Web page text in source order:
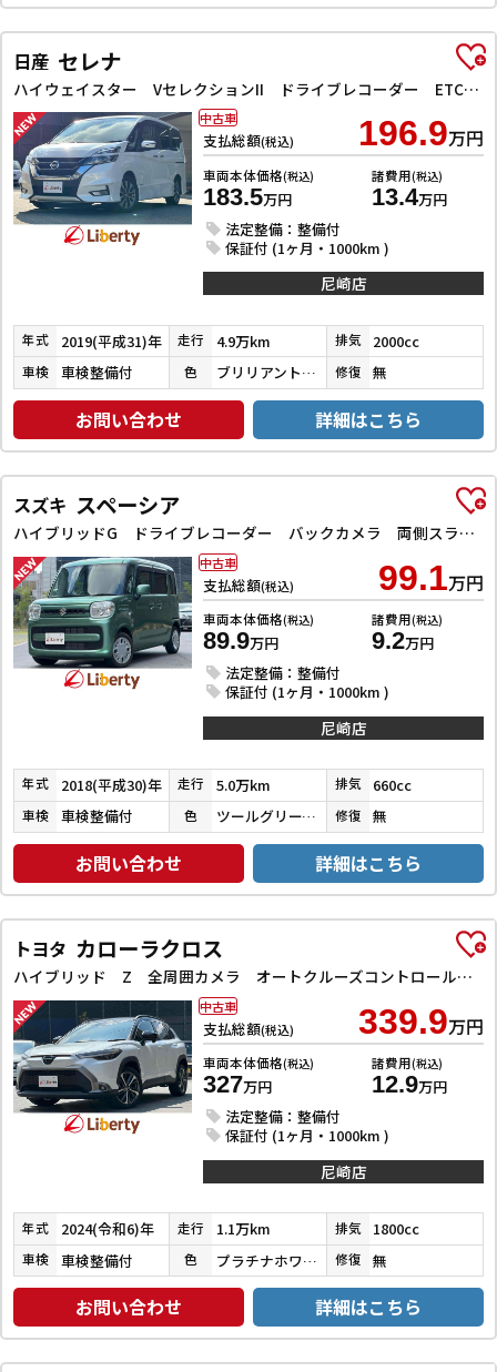
日産 セレナ
ハイウェイスター VセレクションII ドライブレコーダー ETC バックカメラ サイドカメラ ナビ TV クリアランスソナー オートクルーズコントロール パークアシスト 衝突被害軽減システム 両側電動スライドドア オートライト
支払総額(税込) 196.9万円
車両本体価格(税込)
183.5万円
諸費用(税込)
13.4万円
法定整備：整備付
保証付 (1ヶ月・1000km )
中古車
尼崎店
年式 2019(平成31)年 走行 4.9万km 排気 2000cc
車検 車検整備付 色 ブリリアントホワイトパール３コートパール 修復 無
お問い合わせ 詳細はこちら
スズキ スペーシア
ハイブリッドG ドライブレコーダー バックカメラ 両側スライドドア ナビ TV スマートキー アイドリングストップ 電動格納ミラー ベンチシート CVT ESC CD DVD再生 Bluetooth エアコン
支払総額(税込) 99.1万円
車両本体価格(税込)
89.9万円
諸費用(税込)
9.2万円
法定整備：整備付
保証付 (1ヶ月・1000km )
中古車
尼崎店
年式 2018(平成30)年 走行 5.0万km 排気 660cc
車検 車検整備付 色 ツールグリーンパールメタリック 修復 無
お問い合わせ 詳細はこちら
トヨタ カローラクロス
ハイブリッド Z 全周囲カメラ オートクルーズコントロール レーンアシスト パワーシート 衝突被害軽減システム ナビ TV オートライト LEDヘッドランプ ヘッドライトウォッシャー 電動リアゲート アルミホイール
支払総額(税込) 339.9万円
車両本体価格(税込)
327万円
諸費用(税込)
12.9万円
法定整備：整備付
保証付 (1ヶ月・1000km )
中古車
尼崎店
年式 2024(令和6)年 走行 1.1万km 排気 1800cc
車検 車検整備付 色 プラチナホワイトパールマイカ／アティチュードブラックマイカ 修復 無
お問い合わせ 詳細はこちら